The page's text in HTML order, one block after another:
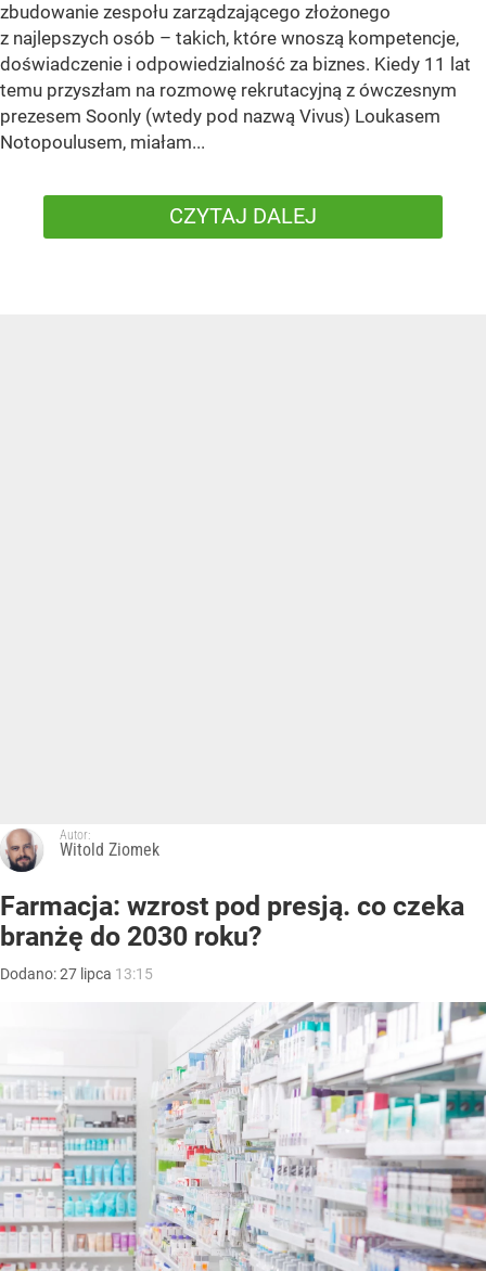
zbudowanie zespołu zarządzającego złożonego
z najlepszych osób – takich, które wnoszą kompetencje,
doświadczenie i odpowiedzialność za biznes. Kiedy 11 lat
temu przyszłam na rozmowę rekrutacyjną z ówczesnym
prezesem Soonly (wtedy pod nazwą Vivus) Loukasem
Notopoulusem, miałam...
CZYTAJ DALEJ
Autor:
Witold Ziomek
Farmacja: wzrost pod presją. co czeka
branżę do 2030 roku?
Dodano:27 lipca 13:15